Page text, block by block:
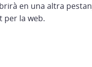
en una altra
per la web.